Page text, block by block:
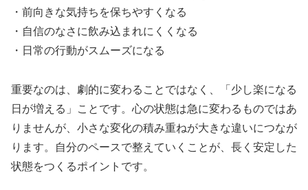
・前向きな気持ちを保ちやすくなる
・自信のなさに飲み込まれにくくなる
・日常の行動がスムーズになる
重要なのは、劇的に変わることではなく、「少し楽になる
日が増える」ことです。心の状態は急に変わるものではあ
りませんが、小さな変化の積み重ねが大きな違いにつなが
ります。自分のペースで整えていくことが、長く安定した
状態をつくるポイントです。